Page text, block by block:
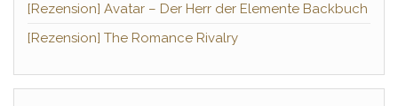
[Rezension] Avatar – Der Herr der Elemente Backbuch
[Rezension] The Romance Rivalry